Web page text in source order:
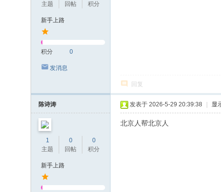
主题
回帖
积分
新手上路
积分 0
发消息
回复
陈诗涛
1
主题
0
回帖
0
积分
新手上路
发表于 2026-5-29 20:39:38 显
北京人帮北京人